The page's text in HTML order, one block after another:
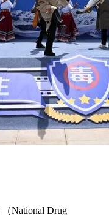
National Drug